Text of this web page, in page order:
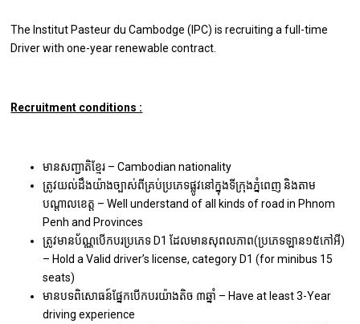
The lnstitut Pasteur du Cambodge (IPC) is recruiting a full-time
Driver with one-year renewable contract.
Recruitment conditions :
មានសញ្ជាតិខ្មែរ – Cambodian nationality
ត្រូវយល់ដឹងយ៉ាងច្បាស់ពីគ្រប់ប្រភេទផ្លូវនៅក្នុងទីក្រុងភ្នំពេញ និងតាម
បណ្ដាលខេត្ត – Well understand of all kinds of road in Phnom
Penh and Provinces
ត្រូវមានប័ណ្ណបើកបរប្រភេទ D1 ដែលមានសុពលភាព(ប្រភេទឡាន១៥កៅអី)
– Hold a Valid driver’s license, category D1 (for minibus 15
seats)
មានបទពិសោធន៍ផ្នែកបើកបរយ៉ាងតិច ៣ឆ្នាំ – Have at least 3-Year
driving experience